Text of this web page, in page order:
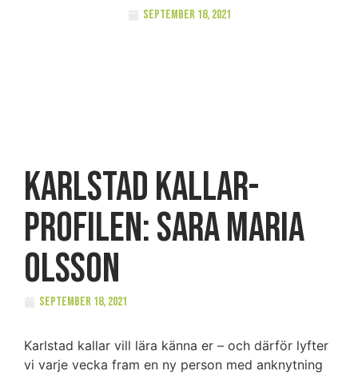
september 18, 2021
Karlstad kallar-
profilen: Sara Maria
Olsson
september 18, 2021
Karlstad kallar vill lära känna er – och därför lyfter
vi varje vecka fram en ny person med anknytning